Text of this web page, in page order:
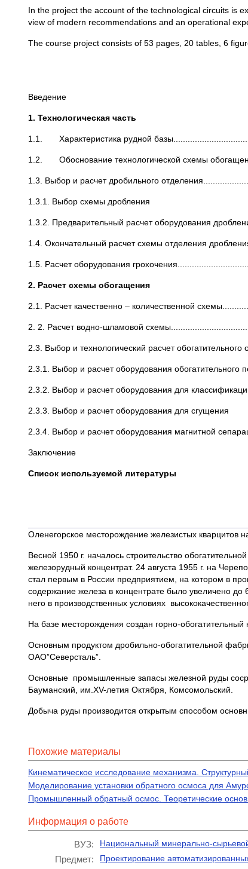
In the project the account of the technological circuits is
view of modern recommendations and an operational
The course project consists of 53 pages, 20 tables, 6
1. Технологическая часть
1.1. Характеристика рудной
1.2. Обоснование технологической схемы
1.3. Выбор и расчет дробильного
1.3.1. Выбор
1.3.2. Предварительный расчет
1.4. Окончательный расчет схемы отделения
1.5. Расчет оборудования
2. Расчет схемы обогащения
2.1. Расчет качественно – количественной
2. 2. Расчет водно-шламовой
2.3. Выбор и технологический расчет
2.3.1. Выбор и расчет
2.3.2. Выбор и расчет
2.3.3. Выбор и расчет
2.3.4. Выбор и расчет
Список используемой литературы
Оленегорское месторождение железистых кварцитов
Весной 1950 г. началось строительство
железорудный концентрат. 24 августа 1955 г. на
стал первым в России предприятием, на котором в
содержание железа в концентрате было увеличено до
него в производственных условиях
На базе месторождения создан горно-
Основным продуктом дробильно-обогатительной
ОАО”Северсталь”.
Основные промышленные запасы железной руды
Бауманский, им.XV-летия Октября, Комсомольский.
Добыча руды производится открытым способом
Похожие материалы
Кинематическое исследование механизма.
Моделирование установки обратного осмоса для
Промышленный обратный осмос. Теоретические
Информация о работе
ВУЗ: Национальный минерально-
Предмет: Проектирование